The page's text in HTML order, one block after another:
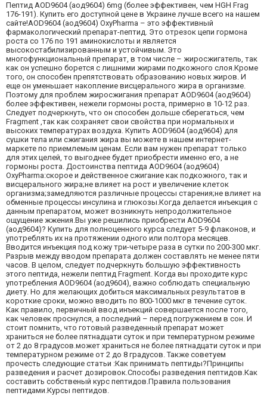
Пептид AOD9604 (аод9604) 6mg (более эффективен, чем HGH Frag
176-191). Купить его доступной цене в Украине лучше всего на нашем
сайте!AOD9604 (аод9604) OxyPharma – это эффективный
фармакологический препарат-пептид. Это отрезок цепи гормона
роста со 176 по 191 аминокислоты и является
высокостабилизированным и устойчивым. Это
многофункциональный препарат, в том числе – жиросжигатель, так
как он успешно борется с лишними жирами подкожного слоя.Кроме
того, он способен препятствовать образованию новых жиров. И
еще он уменьшает накопление висцерального жира в организме.
Поэтому для проблем жиросжигания препарат AOD9604 (аод9604)
более эффективен, нежели гормоны роста, примерно в 10-12 раз.
Следует подчеркнуть, что он способен дольше сберегаться, чем
Fragment ,так как сохраняет свои свойства при нормальных и
высоких температурах воздуха. Купить AOD9604 (аод9604) для
сушки тела или сжигания жира вы можете в нашем интернет-
маркете по приемлемым ценам. Если вам нужен препарат только
для этих целей, то выгоднее будет приобрести именно его, а не
гормоны роста. Достоинства пептида AOD9604 (аод9604)
OxyPharma:скорое и действенное сжигание как подкожного, так и
висцерального жира;не влияет на рост и увеличение клеток
организма;замедляются различные процессы старения;не влияет на
обменные процессы инсулина и глюкозы.Когда делается инъекция с
данным препаратом, может возникнуть непродолжительное
ощущение жжения.Вы уже решились приобрести AOD9604
(аод9604)? Купить для полноценного курса следует 5-9 флаконов, и
употреблять их на протяжении одного или полтора месяцев.
Вводится инъекция под кожу три-четыре раза в сутки по 200-300 мкг.
Разрыв между вводом препарата должен составлять не менее пяти
часов. В целом, следует подчеркнуть большую эффективность
этого пептида, нежели пептид Fragment. Когда вы проходите курс
употребления AOD9604 (аод9604), важно соблюдать специальную
диету. Но для желающих добиться максимальных результатов в
короткие сроки, можно вводить по 800-1000 мкг в течение суток.
Как правило, первичный ввод инъекций совершается после того,
как человек проснулся, а последний – перед погружением в сон. И
стоит помнить, что готовый разведенный препарат может
храниться не более пятнадцати суток и при температурном режиме
от 2 до 8 градусов.может храниться не более пятнадцати суток и при
температурном режиме от 2 до 8 градусов. Также советуем
прочесть следующие статьи :Как принимать пептиды?Принципы
разведения и расчет дозировок.Способы разведения пептидов.Как
составить собственый курс пептидов.Правила пользования
пептидами.Курсы пептидов.